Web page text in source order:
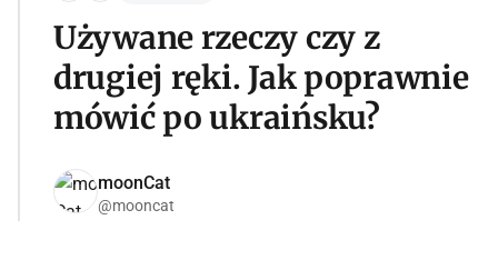
Używane rzeczy czy z
drugiej ręki. Jak poprawnie
mówić po ukraińsku?
moonCat
@mooncat